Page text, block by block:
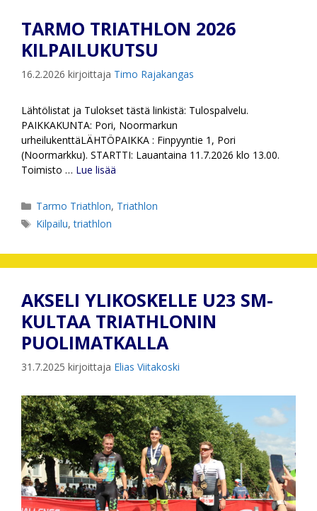
TARMO TRIATHLON 2026
KILPAILUKUTSU
16.2.2026 kirjoittaja Timo Rajakangas
Lähtölistat ja Tulokset tästä linkistä: Tulospalvelu.
PAIKKAKUNTA: Pori, Noormarkun
urheilukenttäLÄHTÖPAIKKA : Finpyyntie 1, Pori
(Noormarkku). STARTTI: Lauantaina 11.7.2026 klo 13.00.
Toimisto … Lue lisää
Kategoriat
Tarmo Triathlon, Triathlon
Avainsanat
Kilpailu,triathlon
AKSELI YLIKOSKELLE U23 SM-
KULTAA TRIATHLONIN
PUOLIMATKALLA
31.7.2025 kirjoittaja Elias Viitakoski